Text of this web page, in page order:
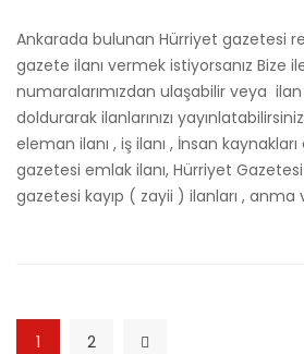
Ankarada bulunan Hürriyet gazetesi
gazete ilanı vermek istiyorsanız Bize
numaralarımızdan ulaşabilir veya
doldurarak ilanlarınızı
eleman ilanı , iş ilanı , İnsan
gazetesi emlak ilanı, Hürriyet
gazetesi kayıp ( zayii ) ilanları , anma
1 2